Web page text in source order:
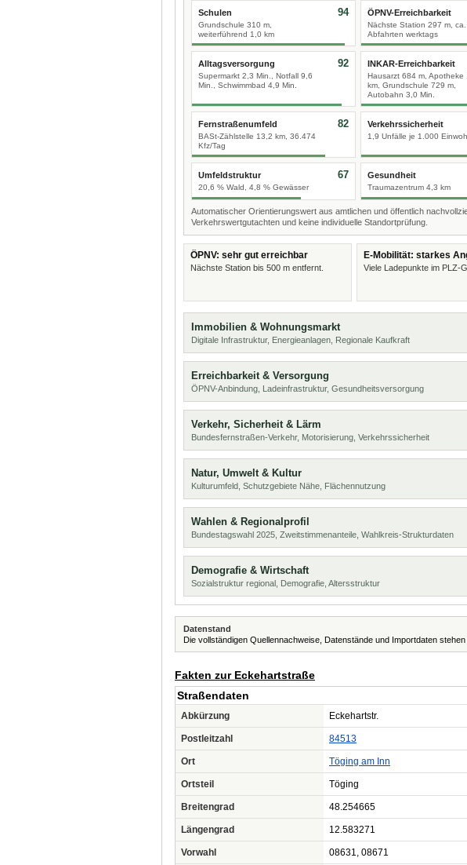
Schulen
Grundschule 310 m,
weiterführend 1,0 km
94 ÖPNV-Erreichbarkeit
Nächste Station 297 m,
Abfahrten werktags
Alltagsversorgung
Supermarkt 2,3 Min., Notfall 9,6
Min., Schwimmbad 4,9 Min.
92 INKAR-Erreichbarkeit
Hausarzt 684 m, Apotheke
km, Grundschule 729 m,
Autobahn 3,0 Min.
Fernstraßenumfeld
BASt-Zählstelle 13,2 km, 36.474
Kfz/Tag
82 Verkehrssicherheit
1,9 Unfälle je 1.000
Umfeldstruktur
20,6 % Wald, 4,8 % Gewässer
67 Gesundheit
Traumazentrum 4,3 km
Automatischer Orientierungswert aus amtlichen und öffentlich
Verkehrswertgutachten und keine individuelle Standortprüfung.
ÖPNV: sehr gut erreichbar
Nächste Station bis 500 m entfernt.
E-Mobilität: starkes
Viele Ladepunkte im PLZ-
Immobilien & Wohnungsmarkt
Digitale Infrastruktur, Energieanlagen, Regionale Kaufkraft
Erreichbarkeit & Versorgung
ÖPNV-Anbindung, Ladeinfrastruktur, Gesundheitsversorgung
Verkehr, Sicherheit & Lärm
Bundesfernstraßen-Verkehr, Motorisierung, Verkehrssicherheit
Natur, Umwelt & Kultur
Kulturumfeld, Schutzgebiete Nähe, Flächennutzung
Wahlen & Regionalprofil
Bundestagswahl 2025, Zweitstimmenanteile, Wahlkreis-Strukturdaten
Demografie & Wirtschaft
Sozialstruktur regional, Demografie, Altersstruktur
Datenstand
Die vollständigen Quellennachweise, Datenstände und Importdaten
Fakten zur Eckehartstraße
Straßendaten
Abkürzung Eckehartstr.
Postleitzahl 84513
Ort Töging am Inn
Ortsteil Töging
Breitengrad 48.254665
Längengrad 12.583271
Vorwahl 08631, 08671